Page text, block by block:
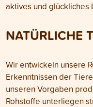
aktives und
NATÜRLICHE
Wir entwickeln unsere
Erkenntnissen der
unseren Vorgaben
Rohstoffe unterliegen